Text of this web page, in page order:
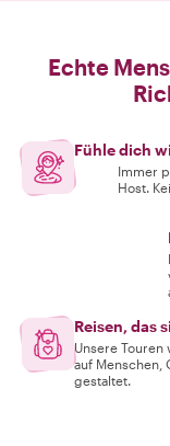
Echte
Fühle dich
Immer
Host.
Reisen, das
Unsere
auf Menschen,
gestaltet.